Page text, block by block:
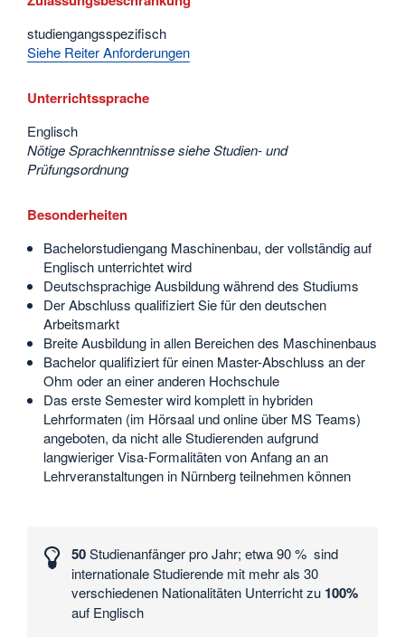
studiengangsspezifisch
Siehe Reiter Anforderungen
Unterrichtssprache
Englisch
Nötige Sprachkenntnisse siehe Studien- und
Prüfungsordnung
Besonderheiten
Bachelorstudiengang Maschinenbau, der vollständig auf
Englisch unterrichtet wird
Deutschsprachige Ausbildung während des Studiums
Der Abschluss qualifiziert Sie für den deutschen
Arbeitsmarkt
Breite Ausbildung in allen Bereichen des Maschinenbaus
Bachelor qualifiziert für einen Master-Abschluss an der
Ohm oder an einer anderen Hochschule
Das erste Semester wird komplett in hybriden
Lehrformaten (im Hörsaal und online über MS Teams)
angeboten, da nicht alle Studierenden aufgrund
langwieriger Visa-Formalitäten von Anfang an an
Lehrveranstaltungen in Nürnberg teilnehmen können
und
50Studienanfänger pro Jahr; etwa 90 % sind
internationale Studierende mit mehr als 30
verschiedenen Nationalitäten Unterricht zu 100%
auf Englisch